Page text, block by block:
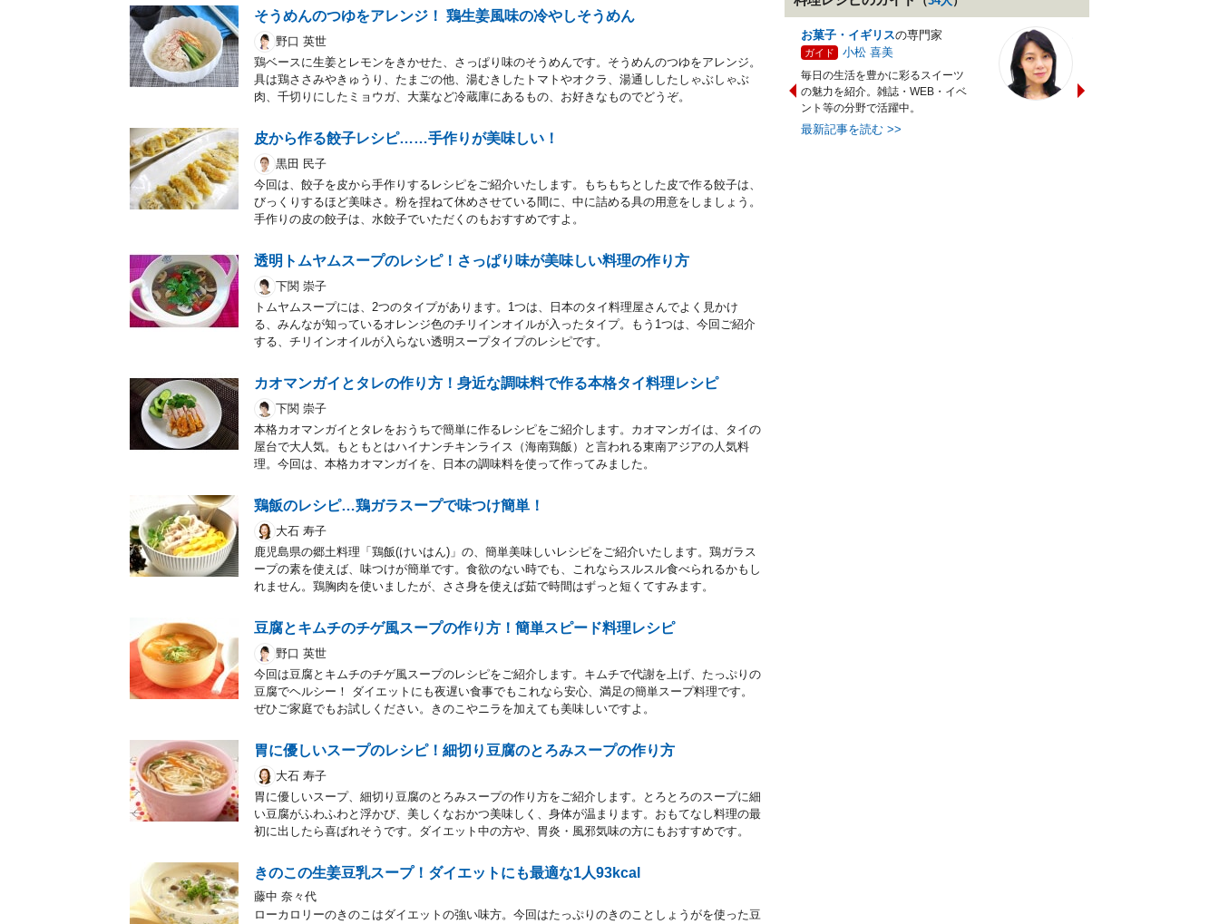
そうめんのつゆをアレンジ！ 鶏生姜風味の冷やしそうめん
野口 英世
鶏ベースに生姜とレモンをきかせた、さっぱり味のそうめんです。そうめんのつゆをアレンジ。
具は鶏ささみやきゅうり、たまごの他、湯むきしたトマトやオクラ、湯通ししたしゃぶしゃぶ
肉、千切りにしたミョウガ、大葉など冷蔵庫にあるもの、お好きなものでどうぞ。
皮から作る餃子レシピ……手作りが美味しい！
黒田 民子
今回は、餃子を皮から手作りするレシピをご紹介いたします。もちもちとした皮で作る餃子は、
びっくりするほど美味さ。粉を捏ねて休めさせている間に、中に詰める具の用意をしましょう。
手作りの皮の餃子は、水餃子でいただくのもおすすめですよ。
透明トムヤムスープのレシピ！さっぱり味が美味しい料理の作り方
下関 崇子
トムヤムスープには、2つのタイプがあります。1つは、日本のタイ料理屋さんでよく見かけ
る、みんなが知っているオレンジ色のチリインオイルが入ったタイプ。もう1つは、今回ご紹介
する、チリインオイルが入らない透明スープタイプのレシピです。
カオマンガイとタレの作り方！身近な調味料で作る本格タイ料理レシピ
下関 崇子
本格カオマンガイとタレをおうちで簡単に作るレシピをご紹介します。カオマンガイは、タイの
屋台で大人気。もともとはハイナンチキンライス（海南鶏飯）と言われる東南アジアの人気料
理。今回は、本格カオマンガイを、日本の調味料を使って作ってみました。
鶏飯のレシピ…鶏ガラスープで味つけ簡単！
大石 寿子
鹿児島県の郷土料理「鶏飯(けいはん)」の、簡単美味しいレシピをご紹介いたします。鶏ガラス
ープの素を使えば、味つけが簡単です。食欲のない時でも、これならスルスル食べられるかもし
れません。鶏胸肉を使いましたが、ささ身を使えば茹で時間はずっと短くてすみます。
豆腐とキムチのチゲ風スープの作り方！簡単スピード料理レシピ
野口 英世
今回は豆腐とキムチのチゲ風スープのレシピをご紹介します。キムチで代謝を上げ、たっぷりの
豆腐でヘルシー！ ダイエットにも夜遅い食事でもこれなら安心、満足の簡単スープ料理です。
ぜひご家庭でもお試しください。きのこやニラを加えても美味しいですよ。
胃に優しいスープのレシピ！細切り豆腐のとろみスープの作り方
大石 寿子
胃に優しいスープ、細切り豆腐のとろみスープの作り方をご紹介します。とろとろのスープに細
い豆腐がふわふわと浮かび、美しくなおかつ美味しく、身体が温まります。おもてなし料理の最
初に出したら喜ばれそうです。ダイエット中の方や、胃炎・風邪気味の方にもおすすめです。
きのこの生姜豆乳スープ！ダイエットにも最適な1人93kcal
藤中 奈々代
ローカロリーのきのこはダイエットの強い味方。今回はたっぷりのきのことしょうがを使った豆
お菓子・イギリスの専門家
ガイド 小松 喜美
毎日の生活を豊かに彩るスイーツ
の魅力を紹介。雑誌・WEB・イベ
ント等の分野で活躍中。
最新記事を読む >>
ターの資格を活かし老舗料亭